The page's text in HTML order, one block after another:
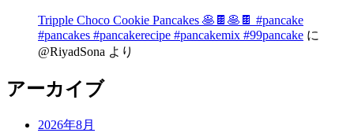
Tripple Choco Cookie Pancakes 🥞🍫🥞🍫 #pancake
#pancakes #pancakerecipe #pancakemix #99pancake に
@RiyadSona より
アーカイブ
2026年8月